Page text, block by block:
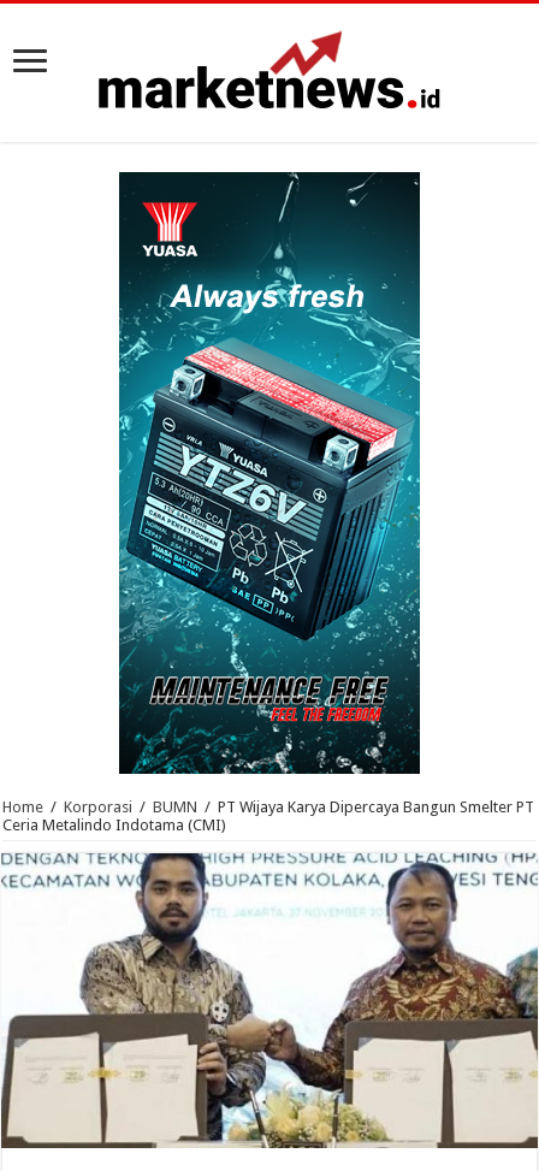
Home / Korporasi / BUMN / PT Wijaya Karya Dipercaya Bangun Smelter PT
Ceria Metalindo Indotama (CMI)